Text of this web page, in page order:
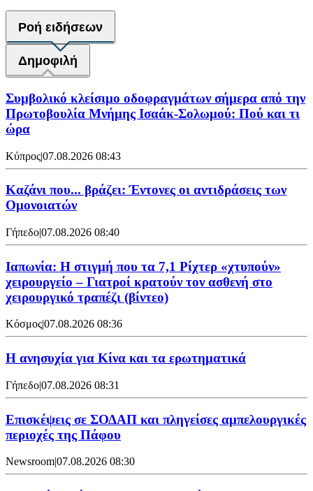
Ροή ειδήσεων
Δημοφιλή
Συμβολικό κλείσιμο οδοφραγμάτων σήμερα από την
Πρωτοβουλία Μνήμης Ισαάκ-Σολωμού: Πού και τι
ώρα
Κύπρος|07.08.2026 08:43
Καζάνι που... βράζει: Έντονες οι αντιδράσεις των
Ομονοιατών
Γήπεδο|07.08.2026 08:40
Ιαπωνία: Η στιγμή που τα 7,1 Ρίχτερ «χτυπούν»
χειρουργείο – Γιατροί κρατούν τον ασθενή στο
χειρουργικό τραπέζι (βίντεο)
Κόσμος|07.08.2026 08:36
Η ανησυχία για Κίνα και τα ερωτηματικά
Γήπεδο|07.08.2026 08:31
Επισκέψεις σε ΣΟΔΑΠ και πληγείσες αμπελουργικές
περιοχές της Πάφου
Newsroom|07.08.2026 08:30